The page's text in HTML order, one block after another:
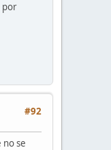
por
#92
no se